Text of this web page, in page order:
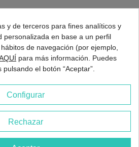
y de terceros para fines analíticos y
personalizada en base a un perfil
de navegación (por ejemplo,
para más información. Puedes
el botón “Aceptar”.
Configurar
Rechazar